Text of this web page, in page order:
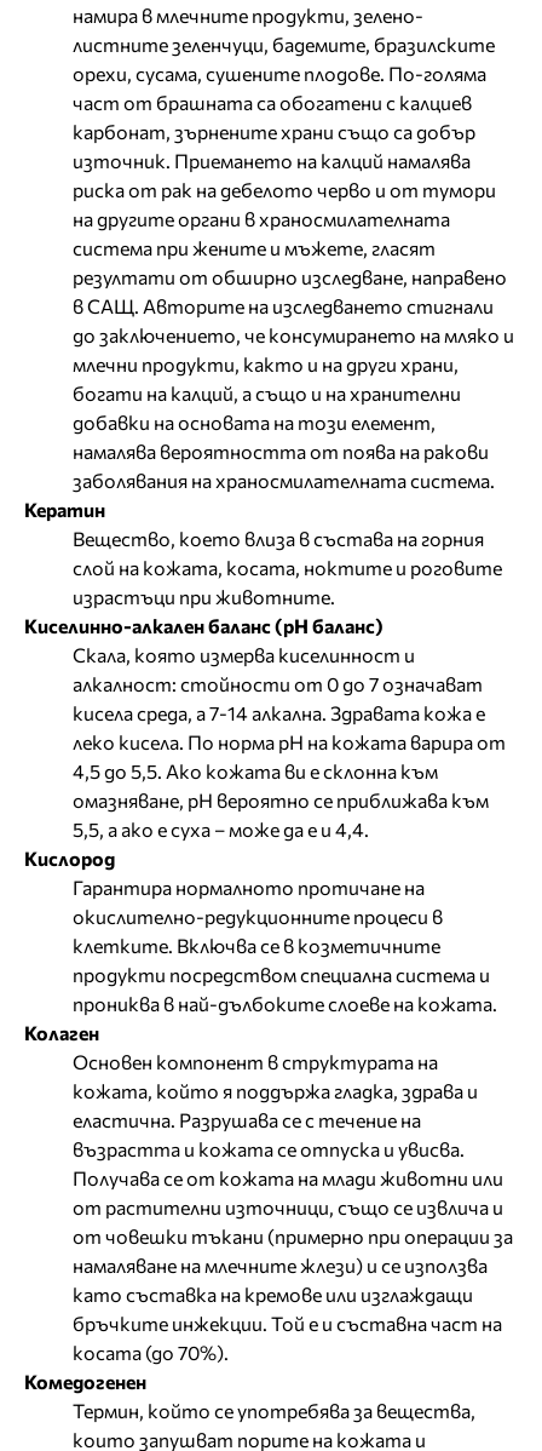
намира в млечните продукти, зелено-
листните зеленчуци, бадемите, бразилските
орехи, сусама, сушените плодове. По-голяма
част от брашната са обогатени с калциев
карбонат, зърнените храни също са добър
източник. Приемането на калций намалява
риска от рак на дебелото черво и от тумори
на другите органи в храносмилателната
система при жените и мъжете, гласят
резултати от обширно изследване, направено
в САЩ. Авторите на изследването стигнали
до заключението, че консумирането на мляко и
млечни продукти, както и на други храни,
богати на калций, а също и на хранителни
добавки на основата на този елемент,
намалява вероятността от поява на ракови
заболявания на храносмилателната система.
Кератин
Вещество, което влиза в състава на горния
слой на кожата, косата, ноктите и роговите
израстъци при животните.
Киселинно-алкален баланс (рН баланс)
Скала, която измерва киселинност и
алкалност: стойности от 0 до 7 означават
кисела среда, а 7-14 алкална. Здравата кожа е
леко кисела. По норма рН на кожата варира от
4,5 до 5,5. Ако кожата ви е склонна към
омазняване, рН вероятно се приближава към
5,5, а ако е суха – може да е и 4,4.
Кислород
Гарантира нормалното протичане на
окислително-редукционните процеси в
клетките. Включва се в козметичните
продукти посредством специална система и
прониква в най-дълбоките слоеве на кожата.
Колаген
Основен компонент в структурата на
кожата, който я поддържа гладка, здрава и
еластична. Разрушава се с течение на
възрастта и кожата се отпуска и увисва.
Получава се от кожата на млади животни или
от растителни източници, също се извлича и
от човешки тъкани (примерно при операции за
намаляване на млечните жлези) и се използва
като съставка на кремове или изглаждащи
бръчките инжекции. Той е и съставна част на
косата (до 70%).
Комедогенен
Термин, който се употребява за вещества,
които запушват порите на кожата и